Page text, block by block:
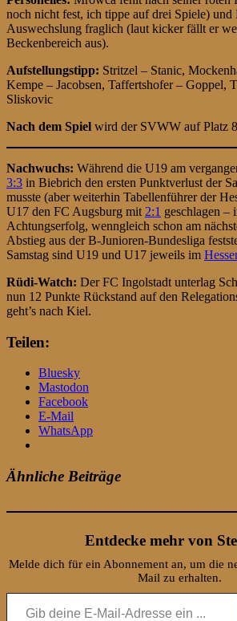
noch nicht fest, ich tippe auf drei Spiele) und
Auswechslung fraglich (laut kicker fällt er
Beckenbereich aus).
Aufstellungstipp: Stritzel – Stanic,
Kempe – Jacobsen, Taffertshofer – Goppel,
Sliskovic
Nach dem Spiel wird der SVWW auf Platz
Nachwuchs: Während die U19 am
3:3 in Biebrich den ersten Punktverlust der
musste (aber weiterhin Tabellenführer der
U17 den FC Augsburg mit 2:1 geschlagen –
Achtungserfolg, wenngleich schon am
Abstieg aus der B-Junioren-Bundesliga
Samstag sind U19 und U17 jeweils im
Rüdi-Watch: Der FC Ingolstadt unterlag
nun 12 Punkte Rückstand auf den
geht’s nach Kiel.
Teilen:
Bluesky
Mastodon
Facebook
E-Mail
WhatsApp
Ähnliche Beiträge
Entdecke mehr von
Melde dich für ein Abonnement an, um die
Mail zu erhalten.
Gib deine E-Mail-Adresse ein ...